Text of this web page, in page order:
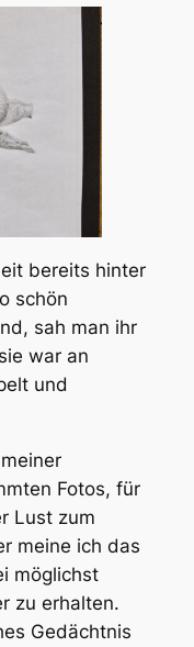
bereits hinter
schön
sah man ihr
war an
und
Fotos, für
Lust zum
meine ich das
möglichst
zu erhalten.
Gedächtnis